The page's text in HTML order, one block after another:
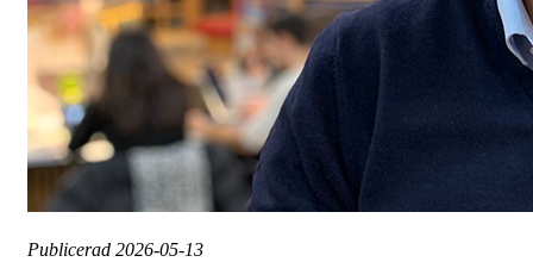
Publicerad 2026-05-13